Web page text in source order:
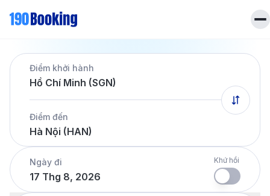
Trang chủ
Vé máy bay
Dịch vụ
Khách sạn
Tin tứcLiên hệ
Hotline
028 7303 6167
Tiếng Việt
Điểm khởi hành
Hồ Chí Minh (SGN)
Điểm đến
Hà Nội (HAN)
Ngày đi
17 Thg 8, 2026
Khứ hồi